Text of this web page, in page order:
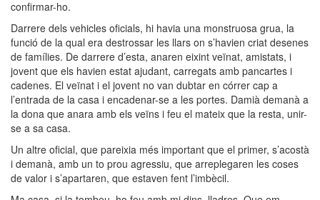
confirmar-ho.
Darrere dels vehicles oficials, hi havia una monstruosa grua, la
funció de la qual era destrossar les llars on s’havien criat desenes
de famílies. De darrere d’esta, anaren eixint veïnat, amistats, i
jovent que els havien estat ajudant, carregats amb pancartes i
cadenes. El veïnat i el jovent no van dubtar en córrer cap a
l’entrada de la casa i encadenar-se a les portes. Damià demanà a
la dona que anara amb els veïns i feu el mateix que la resta, unir-
se a sa casa.
Un altre oficial, que pareixia més important que el primer, s’acostà
i demanà, amb un to prou agressiu, que arreplegaren les coses
de valor i s’apartaren, que estaven fent l’imbècil.